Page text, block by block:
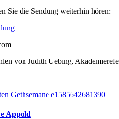
Sie die Sendung weiterhin hören:
von Judith Uebing,
Appold